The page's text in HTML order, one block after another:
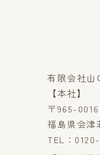
有限会社山
【本社】
〒965-0016
福島県会津
TEL：